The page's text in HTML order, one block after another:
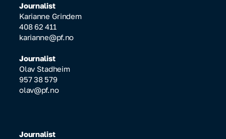
Journalist
Karianne Grindem
408 62 411
karianne@pf.no
Journalist
Olav Stadheim
957 38 579
olav@pf.no
Journalist